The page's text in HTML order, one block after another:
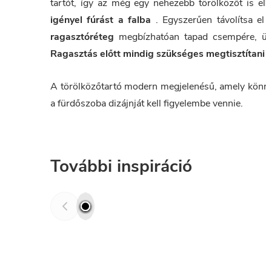
tartót, így az még egy nehezebb törölközőt is
igényel fúrást a falba . Egyszerűen távolítsa
ragasztóréteg megbízhatóan tapad
Ragasztás előtt mindig szükséges
A törölközőtartó modern megjelenésű, amely
a fürdőszoba dizájnját kell figyelembe vennie.
További inspiráció